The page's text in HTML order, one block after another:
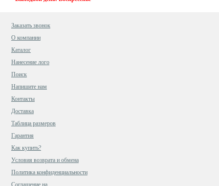
Заказать звонок
О компании
Каталог
Нанесение лого
Поиск
Напишите нам
Контакты
Доставка
Таблица размеров
Гарантия
Как купить?
Условия возврата и обмена
Политика конфиденциальности